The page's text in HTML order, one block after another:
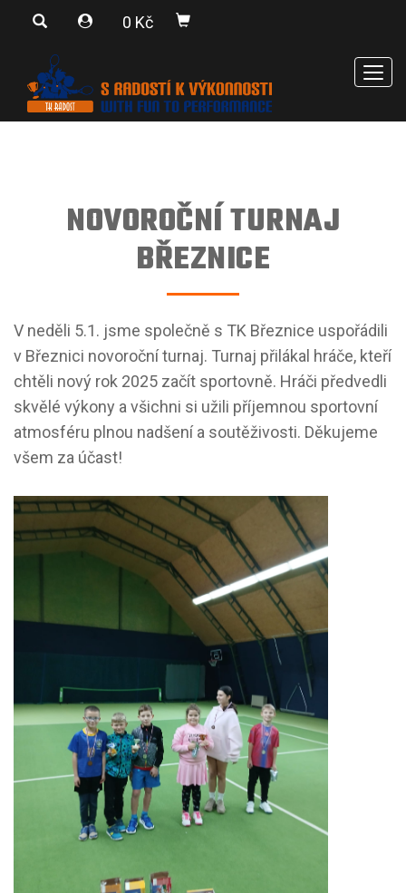
0 Kč
NOVOROČNÍ TURNAJ
BŘEZNICE
V neděli 5.1. jsme společně s TK Březnice uspořádili
v Březnici novoroční turnaj. Turnaj přilákal hráče, kteří
chtěli nový rok 2025 začít sportovně. Hráči předvedli
skvělé výkony a všichni si užili příjemnou sportovní
atmosféru plnou nadšení a soutěživosti. Děkujeme
všem za účast!